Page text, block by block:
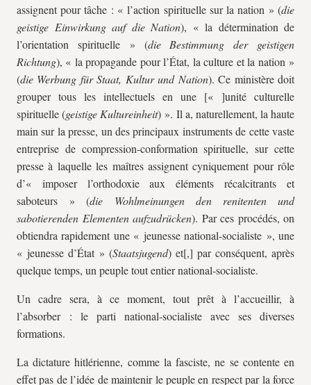
assignent pour tâche : « l’action spirituelle sur la nation » (die
geistige Einwirkung auf die Nation), « la détermination de
l’orientation spirituelle » (die Bestimmung der geistigen
Richtung), « la propagande pour l’État, la culture et la nation »
(die Werbung für Staat, Kultur und Nation). Ce ministère doit
grouper tous les intellectuels en une [« ]unité culturelle
spirituelle (geistige Kultureinheit) ». Il a, naturellement, la haute
main sur la presse, un des principaux instruments de cette vaste
entreprise de compression-conformation spirituelle, sur cette
presse à laquelle les maîtres assignent cyniquement pour rôle
d’« imposer l’orthodoxie aux éléments récalcitrants et
saboteurs » (die Wohlmeinungen den renitenten und
sabotierenden Elementen aufzudrücken). Par ces procédés, on
obtiendra rapidement une « jeunesse national-socialiste », une
« jeunesse d’État » (Staatsjugend) et[,] par conséquent, après
quelque temps, un peuple tout entier national-socialiste.
Un cadre sera, à ce moment, tout prêt à l’accueillir, à
l’absorber : le parti national-socialiste avec ses diverses
formations.
La dictature hitlérienne, comme la fasciste, ne se contente en
effet pas de l’idée de maintenir le peuple en respect par la force